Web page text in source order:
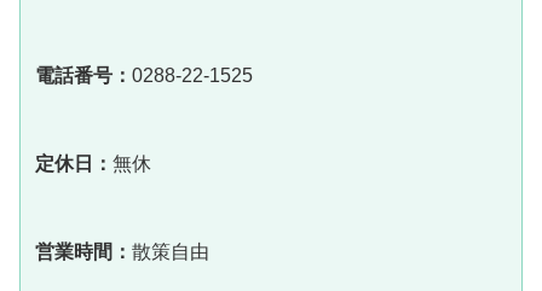
電話番号： 0288-22-1525
定休日： 無休
営業時間： 散策自由